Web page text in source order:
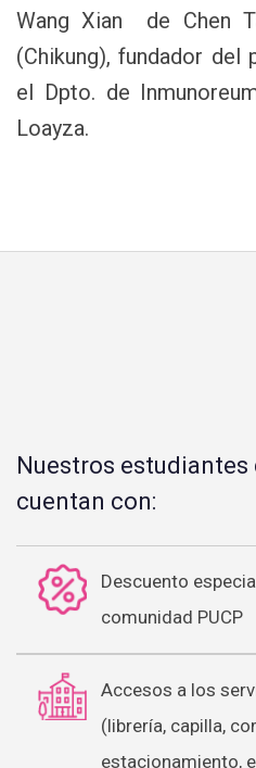
Wang Xian de Chen
(Chikung), fundador del
el Dpto. de
Loayza.
Nuestros estudiantes
cuentan con:
Descuento
comunidad PUCP
Accesos a los
(librería, capilla,
estacionamiento,